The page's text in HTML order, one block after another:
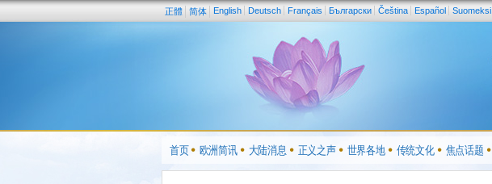
正體 简体 English Deutsch Français Български Čeština Español Suomeksi
首页 欧洲简讯 大陆消息 正义之声 世界各地 传统文化 焦点话题